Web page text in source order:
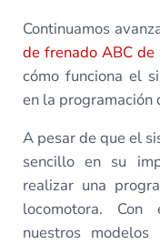
Continuamos
de frenado ABC de
cómo funciona el
en la programación
A pesar de que el
sencillo en su
realizar una
locomotora. Con
nuestros